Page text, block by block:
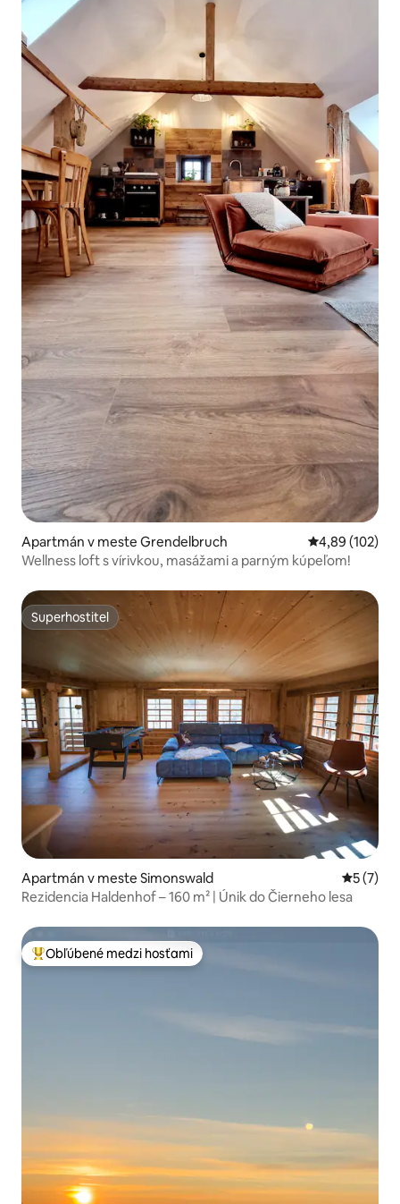
Apartmán v meste Grendelbruch Priemerné
4,89 (102)
Wellness loft s vírivkou, masážami a parným kúpeľom!
Superhostiteľ
Superhostiteľ
Apartmán v meste Simonswald
5 (7)
Rezidencia Haldenhof – 160 m² | Únik do Čierneho lesa
Najobľúbenejšie medzi hosťami
Obľúbené medzi hosťami